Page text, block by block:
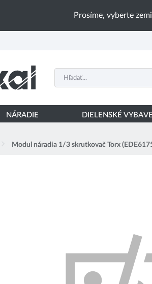
Prosíme, vyberte
NÁRADIE DIELENSKÉ
Modul náradia 1/3 skrutkovač Torx